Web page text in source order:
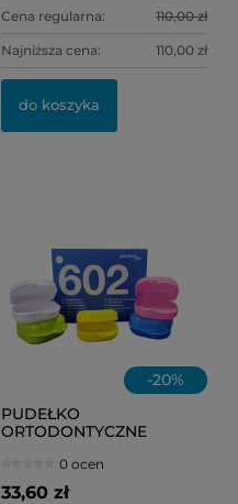
Cena regularna: 110,00 zł
Najniższa cena: 110,00 zł
do koszyka
-20%
PUDEŁKO
ORTODONTYCZNE
/różne kolory/ 10szt.
0 ocen
33,60 zł